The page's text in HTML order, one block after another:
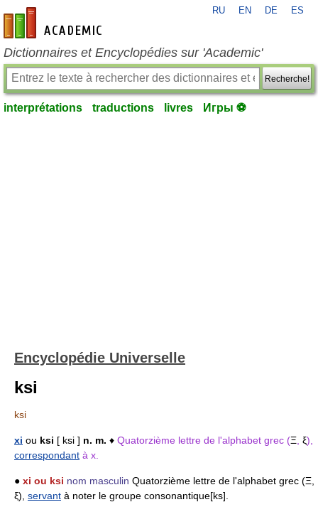
fr-academic.com
RU EN DE ES
Dictionnaires et Encyclopédies sur 'Academic'
Recherche!
interprétations traductions livres Игры ⚽
Encyclopédie Universelle
ksi
ksi
xi ou ksi [ ksi ] n. m. ♦ Quatorzième lettre de l'alphabet grec (Ξ ξ),
correspondant à x.
● xi ou ksi nom masculin Quatorzième lettre de l'alphabet grec (Ξ,
ξ), servant à noter le groupe consonantique[ks].